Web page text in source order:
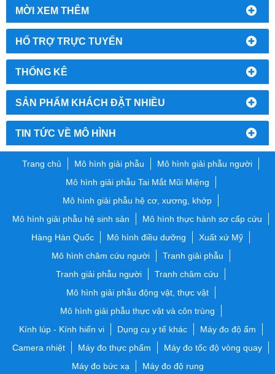
MỜI XEM THÊM
HỔ TRỢ TRỰC TUYẾN
THỐNG KÊ
SẢN PHẨM KHÁCH ĐẶT NHIỀU
TIN TỨC VỀ MÔ HÌNH
Trang chủ Mô hình giải phẫu
Mô hình giải phẫu người
Mô hình giải phẫu Tai Mắt Mũi Miệng
Mô hình giải phẫu hệ cơ, xương, khớp
Mô hình giải phẫu hệ sinh sản
Mô hình thực hành sơ cấp cứu
Hàng Hàn Quốc
Mô hình điều dưỡng
Xuất xứ Mỹ
Mô hình châm cứu người
Tranh giải phẫu
Tranh giải phẫu người
Tranh châm cứu
Mô hình giải phẫu động vật, thực vật
Mô hình giải phẫu thực vật và côn trùng
Kính lúp - Kính hiển vi
Dụng cụ y tế khác
Máy đo độ ẩm
Camera nhiệt
Máy đo thực phẩm
Máy đo tốc độ vòng quay
Máy đo bức xạ
Máy đo độ rung